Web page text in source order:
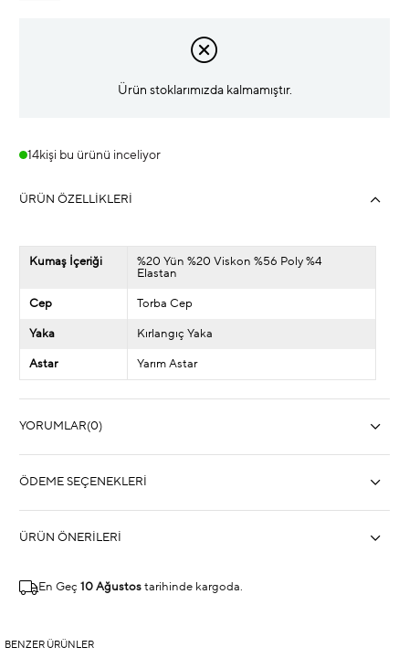
Ürün stoklarımızda kalmamıştır.
14kişi bu ürünü inceliyor
ÜRÜN ÖZELLIKLERI
Kumaş İçeriği
%20 Yün %20 Viskon %56 Poly %4
Elastan
Cep Torba Cep
Yaka Kırlangıç Yaka
Astar Yarım Astar
YORUMLAR(0)
ÖDEME SEÇENEKLERI
ÜRÜN ÖNERILERI
En Geç 10 Ağustos tarihinde kargoda.
BENZER ÜRÜNLER